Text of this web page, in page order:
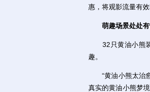
惠，将观影流量有效
萌趣场景处处
32只黄油小熊装
趣。
“黄油小熊太治愈
真实的黄油小熊梦